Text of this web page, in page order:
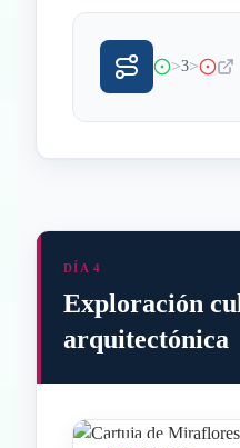
>3>
DÍA 4
Exploración
arquitectónica